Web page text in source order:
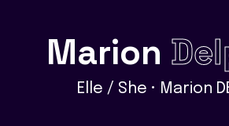
Marion
Elle / She • Marion